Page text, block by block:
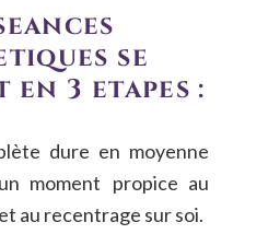
se
3 étapes :
dure en moyenne
un moment propice au
au recentrage sur soi.